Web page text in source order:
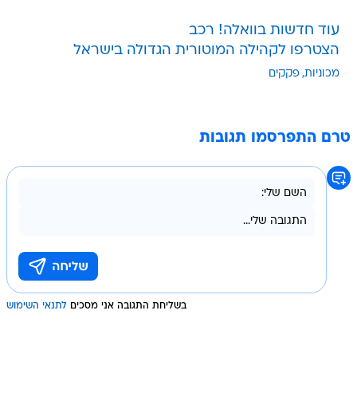
עוד חדשות בוואלה! רכב
הצטרפו לקהילה המוטורית הגדולה בישראל
מכוניות פקקים
טרם התפרסמו תגובות
בשליחת התגובה אני מסכים לתנאי השימוש